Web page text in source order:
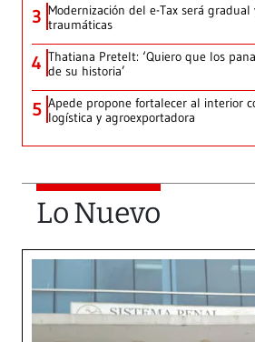
3 Modernización del e-Tax será
traumáticas
4 Thatiana Pretelt: ‘Quiero que los
de su historia’
5 Apede propone fortalecer al interior
logística y agroexportadora
Lo Nuevo